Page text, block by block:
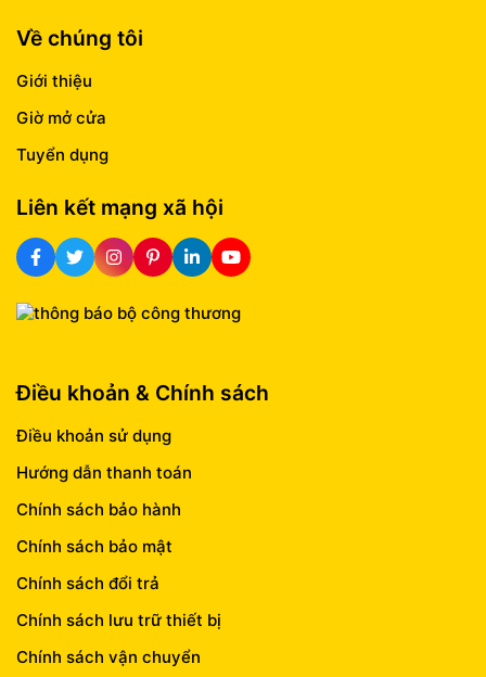
Về chúng tôi
Giới thiệu
Giờ mở cửa
Tuyển dụng
Liên kết mạng xã hội
Điều khoản & Chính sách
Điều khoản sử dụng
Hướng dẫn thanh toán
Chính sách bảo hành
Chính sách bảo mật
Chính sách đổi trả
Chính sách lưu trữ thiết bị
Chính sách vận chuyển